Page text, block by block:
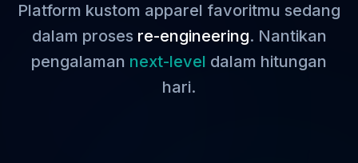
Platform kustom apparel favoritmu sedang
dalam proses re-engineering. Nantikan
pengalaman next-level dalam hitungan
hari.